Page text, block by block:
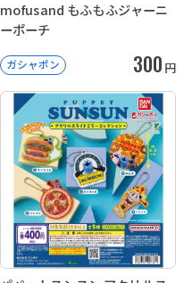
mofusand もふもふジャーニ
ーポーチ
ガシャポン 300 円